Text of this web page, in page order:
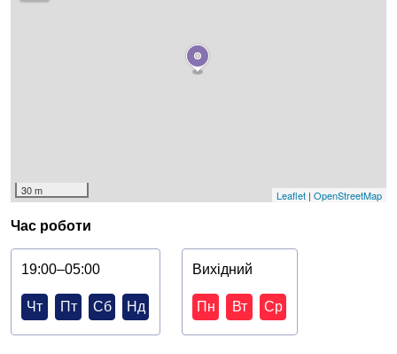
30 m Leaflet | OpenStreetMap
Час роботи
19:00–05:00
Чт Пт Сб Нд
Вихідний
Пн Вт Ср